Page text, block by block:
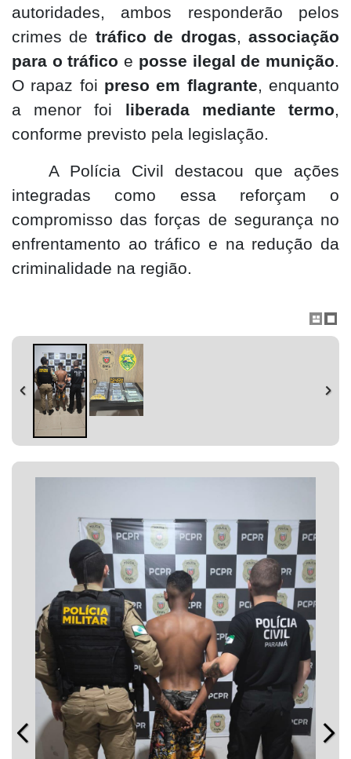
autoridades, ambos responderão pelos
crimes de tráfico de drogas,associação
para o tráfico e posse ilegal de munição.
O rapaz foi preso em flagrante, enquanto
a menor foi liberada mediante termo,
conforme previsto pela legislação.
A Polícia Civil destacou que ações
integradas como essa reforçam o
compromisso das forças de segurança no
enfrentamento ao tráfico e na redução da
criminalidade na região.